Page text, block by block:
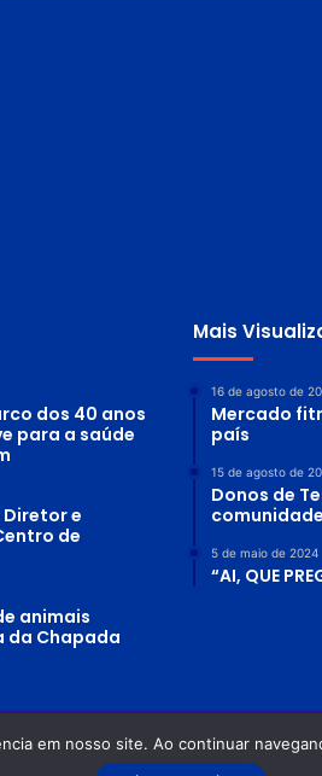
dos 40 anos
para a saúde
Diretor e
de
animais
da Chapada
Mais
16 de agosto de
Mercado
país
15 de agosto de
Donos de
5 de maio de 2024
“AI, QUE
Odilon Alves Rosa DRT-GO: 0870/86 -
em nosso site. Ao continuar